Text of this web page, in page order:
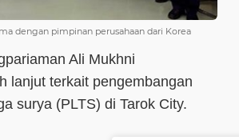
dengan pimpinan perusahaan dari Korea
Ali Mukhni
lanjut terkait pengembangan
surya (PLTS) di Tarok City.